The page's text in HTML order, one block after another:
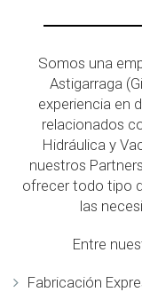
Somos una
Astigarraga
experiencia en
relacionados
Hidráulica y
nuestros
ofrecer todo tipo
las
Entre
Fabricación